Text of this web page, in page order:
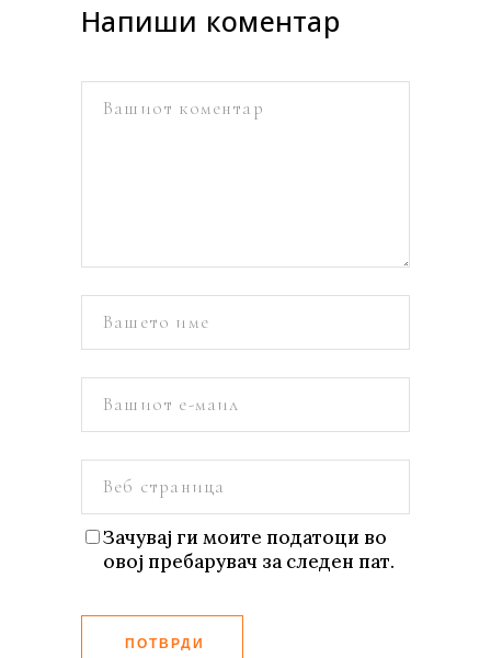
Напиши коментар
Зачувај ги моите податоци во
овој пребарувач за следен пат.
ПОТВРДИ